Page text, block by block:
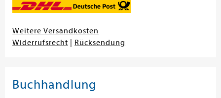
Weitere Versandkosten
Widerrufsrecht
Rücksendung
Buchhandlung